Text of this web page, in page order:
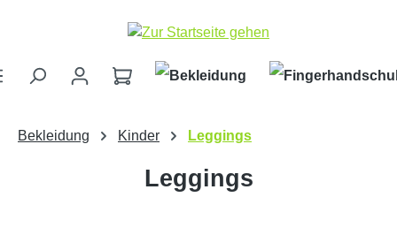
Zum Hauptinhalt springen
Bekleidung Kinder Leggings
Leggings